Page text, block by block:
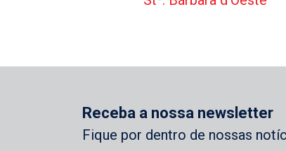
Receba a nossa newsletter
Fique por dentro de nossas